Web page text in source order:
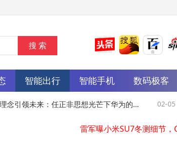
智能出行 智能手机 数码极客
引领未来：任正非思想光芒下华为的崛 02-05